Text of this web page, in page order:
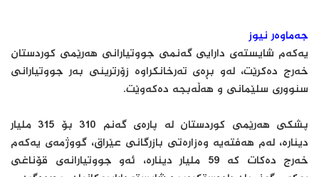
جەماوەر نیوز
یەکەم شایستەی دارایی گەنمی جووتیارانی هەرێمی کوردستان
خەرج دەکرێت، لەو بڕەی تەرخانکراوە زۆرترینی بەر جووتیارانی
سنووری سلێمانی و هەڵەبجە دەکەوێت.
پشکی هەرێمی کوردستان لە پارەی گەنم 310 بۆ 315 ملیار
دینارە، لەم هەفتەیە وەزارەتی بازرگانی عێراق، گووژمەی یەکەم
خەرج دەکات کە 59 ملیار دینارە، ئەو جووتیارانەی قۆناغی